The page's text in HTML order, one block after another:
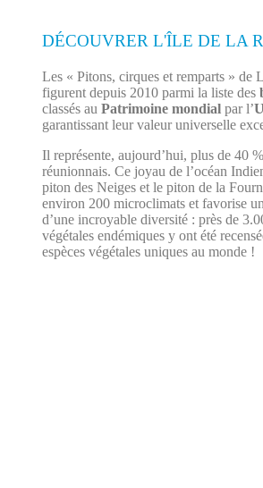
DÉCOUVRER L'ÎLE DE LA
Les « Pitons, cirques et remparts » de
figurent depuis 2010 parmi la liste des
classés au Patrimoine mondialpar l’
garantissant leur valeur universelle
Il représente, aujourd’hui, plus de 40
réunionnais. Ce joyau de l’océan
piton des Neiges et le piton de la
environ 200 microclimats et favorise
d’une incroyable diversité : près de
végétales endémiques y ont été
espèces végétales uniques au monde !